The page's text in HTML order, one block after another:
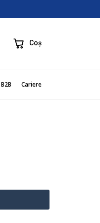
Coș
B2B Cariere